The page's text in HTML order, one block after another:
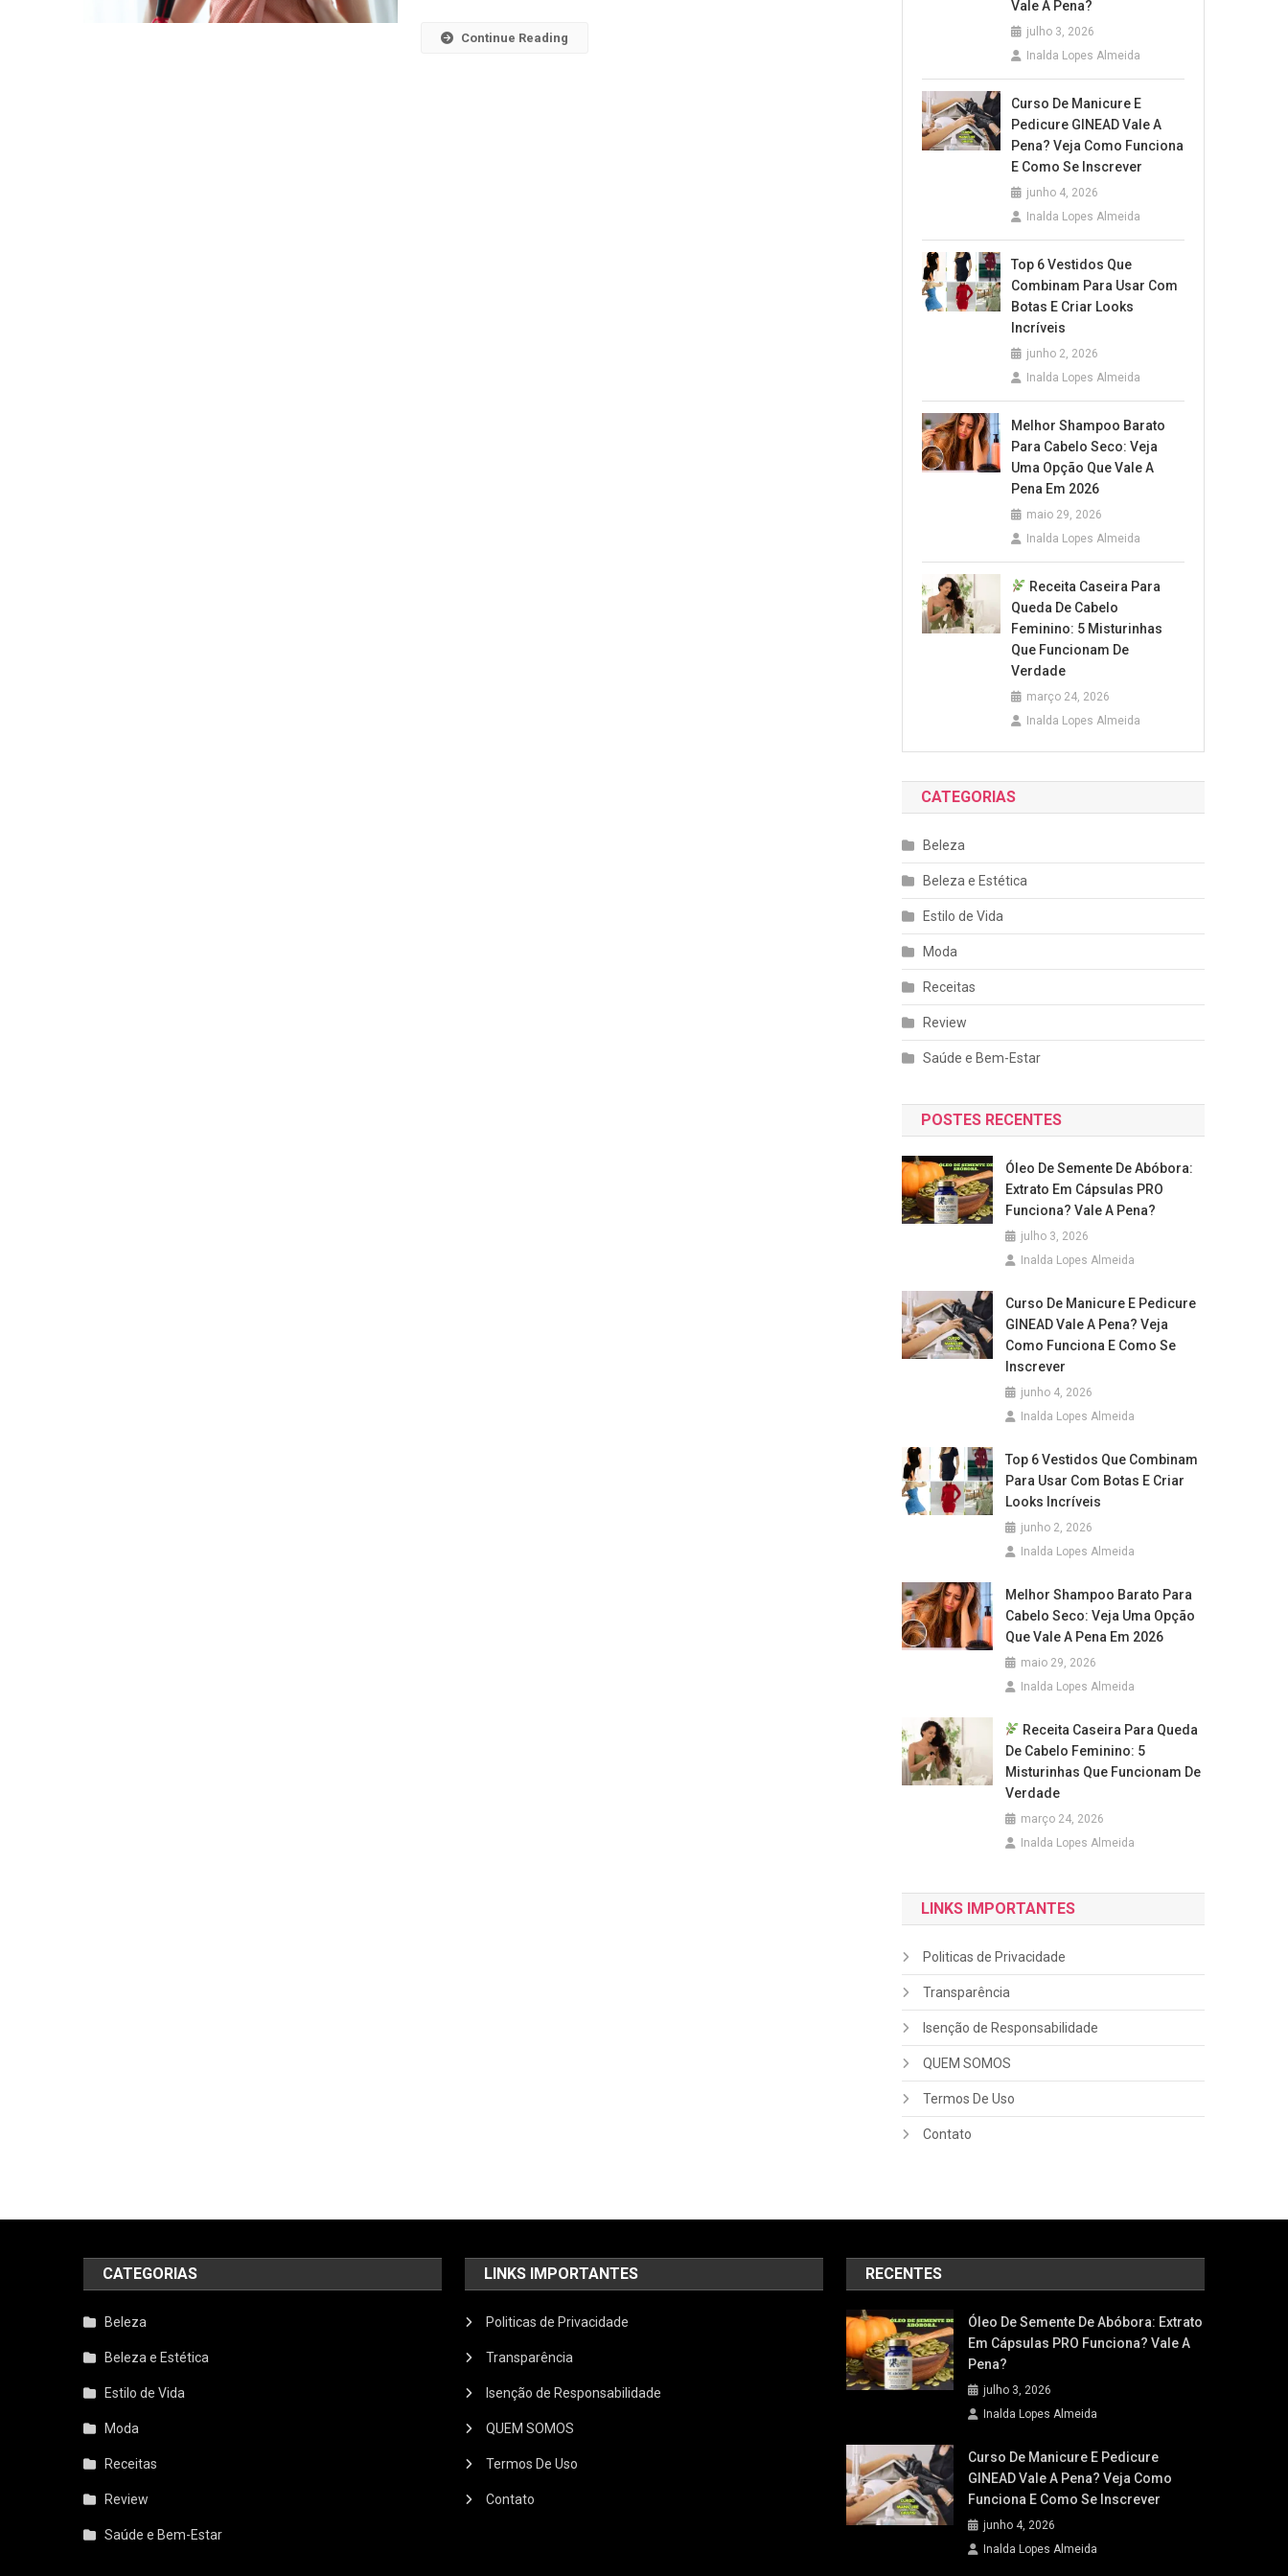
Continue Reading
Vale A Pena?
julho 3, 2026
Inalda Lopes Almeida
Curso De Manicure E
Pedicure GINEAD Vale A
Pena? Veja Como Funciona
E Como Se Inscrever
junho 4, 2026
Inalda Lopes Almeida
Top 6 Vestidos Que
Combinam Para Usar Com
Botas E Criar Looks
Incríveis
junho 2, 2026
Inalda Lopes Almeida
Melhor Shampoo Barato
Para Cabelo Seco: Veja
Uma Opção Que Vale A
Pena Em 2026
maio 29, 2026
Inalda Lopes Almeida
Receita Caseira Para
Queda De Cabelo
Feminino: 5 Misturinhas
Que Funcionam De
Verdade
março 24, 2026
Inalda Lopes Almeida
CATEGORIAS
Beleza
Beleza e Estética
Estilo de Vida
Moda
Receitas
Review
Saúde e Bem-Estar
POSTES RECENTES
Óleo De Semente De Abóbora:
Extrato Em Cápsulas PRO
Funciona? Vale A Pena?
julho 3, 2026
Inalda Lopes Almeida
Curso De Manicure E Pedicure
GINEAD Vale A Pena? Veja
Como Funciona E Como Se
Inscrever
junho 4, 2026
Inalda Lopes Almeida
Top 6 Vestidos Que Combinam
Para Usar Com Botas E Criar
Looks Incríveis
junho 2, 2026
Inalda Lopes Almeida
Melhor Shampoo Barato Para
Cabelo Seco: Veja Uma Opção
Que Vale A Pena Em 2026
maio 29, 2026
Inalda Lopes Almeida
Receita Caseira Para Queda
De Cabelo Feminino: 5
Misturinhas Que Funcionam De
Verdade
março 24, 2026
Inalda Lopes Almeida
LINKS IMPORTANTES
Politicas de Privacidade
Transparência
Isenção de Responsabilidade
QUEM SOMOS
Termos De Uso
Contato
CATEGORIAS
Beleza
Beleza e Estética
Estilo de Vida
Moda
Receitas
Review
Saúde e Bem-Estar
LINKS IMPORTANTES
Politicas de Privacidade
Transparência
Isenção de Responsabilidade
QUEM SOMOS
Termos De Uso
Contato
RECENTES
Óleo De Semente De Abóbora: Extrato
Em Cápsulas PRO Funciona? Vale A
Pena?
julho 3, 2026
Inalda Lopes Almeida
Curso De Manicure E Pedicure
GINEAD Vale A Pena? Veja Como
Funciona E Como Se Inscrever
junho 4, 2026
Inalda Lopes Almeida